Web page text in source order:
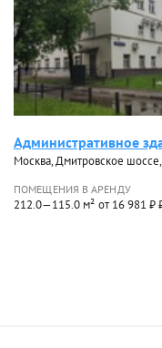
Административное
Москва, Дмитровское
ПОМЕЩЕНИЯ В АРЕНДУ
212.0—115.0 м² от 16 981 ₽